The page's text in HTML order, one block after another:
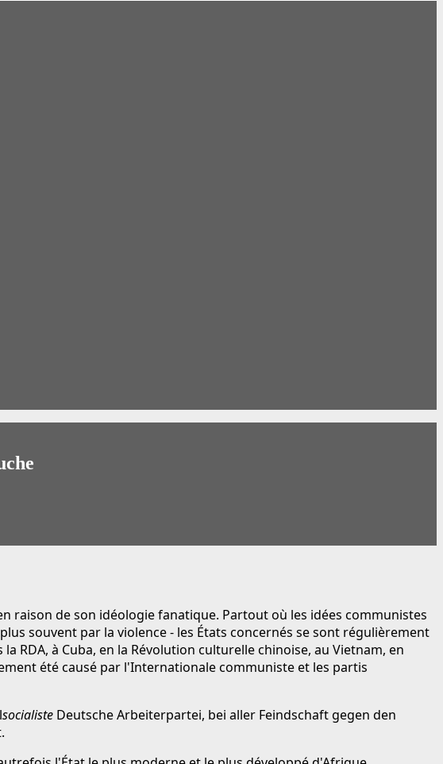
raison de son idéologie fanatique. Partout où les idées communistes
souvent par la violence - les États concernés se sont régulièrement
RDA, à Cuba, en la Révolution culturelle chinoise, au Vietnam, en
été causé par l'Internationale communiste et les partis
socialiste Deutsche Arbeiterpartei, bei aller Feindschaft gegen den